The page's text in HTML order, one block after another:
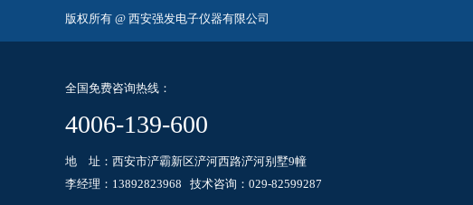
版权所有 @ 西安强发电子仪器有限公司
全国免费咨询热线：
4006-139-600
地 址：西安市浐霸新区浐河西路浐河别墅9幢
李经理：13892823968 技术咨询：029-82599287